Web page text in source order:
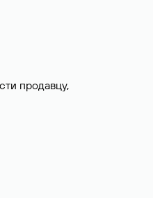
продавцу,